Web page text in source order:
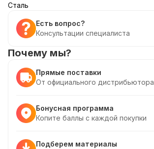
Сталь
Есть вопрос?
Консультации специалиста
Почему мы?
Прямые поставки
От официального дистрибьютора
Бонусная программа
Копите баллы с каждой покупки
Подберем материалы